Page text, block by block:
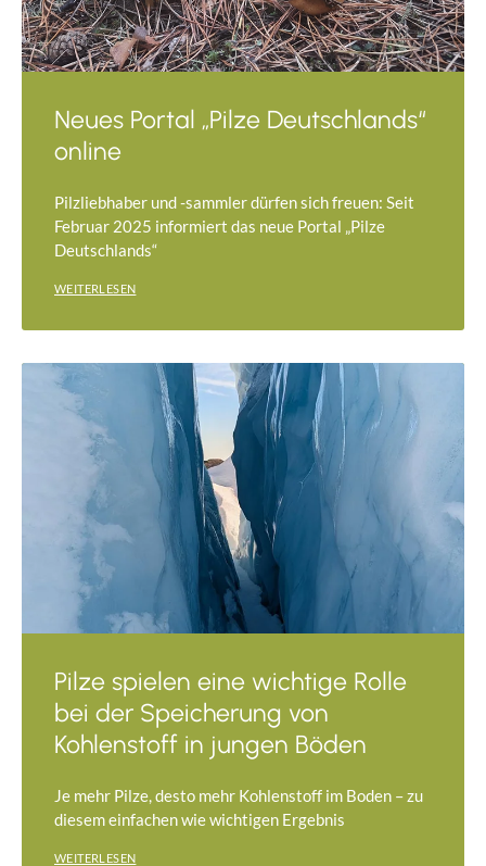
Neues Portal „Pilze Deutschlands“
online
Pilzliebhaber und -sammler dürfen sich freuen: Seit
Februar 2025 informiert das neue Portal „Pilze
Deutschlands“
WEITERLESEN
Pilze spielen eine wichtige Rolle
bei der Speicherung von
Kohlenstoff in jungen Böden
Je mehr Pilze, desto mehr Kohlenstoff im Boden – zu
diesem einfachen wie wichtigen Ergebnis
WEITERLESEN